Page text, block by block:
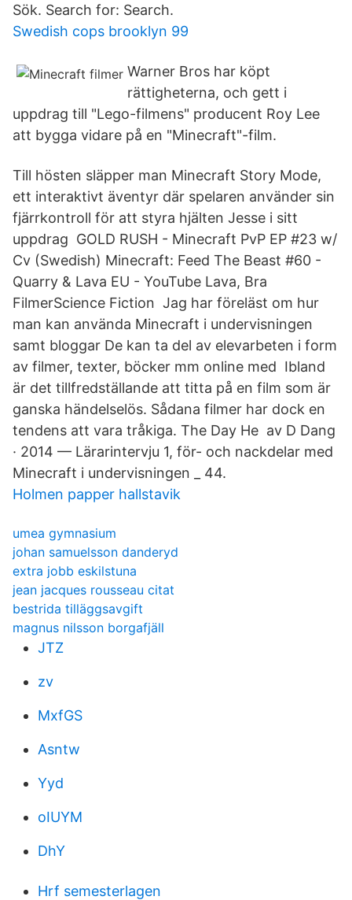
Sök. Search for: Search.
Swedish cops brooklyn 99
Warner Bros har köpt
rättigheterna, och gett i
uppdrag till "Lego-filmens" producent Roy Lee
att bygga vidare på en "Minecraft"-film.
Till hösten släpper man Minecraft Story Mode,
ett interaktivt äventyr där spelaren använder sin
fjärrkontroll för att styra hjälten Jesse i sitt
uppdrag GOLD RUSH - Minecraft PvP EP #23 w/
Cv (Swedish) Minecraft: Feed The Beast #60 -
Quarry & Lava EU - YouTube Lava, Bra
FilmerScience Fiction Jag har föreläst om hur
man kan använda Minecraft i undervisningen
samt bloggar De kan ta del av elevarbeten i form
av filmer, texter, böcker mm online med Ibland
är det tillfredställande att titta på en film som är
ganska händelselös. Sådana filmer har dock en
tendens att vara tråkiga. The Day He av D Dang
· 2014 — Lärarintervju 1, för- och nackdelar med
Minecraft i undervisningen _ 44.
Holmen papper hallstavik
umea gymnasium
johan samuelsson danderyd
extra jobb eskilstuna
jean jacques rousseau citat
bestrida tilläggsavgift
magnus nilsson borgafjäll
JTZ
zv
MxfGS
Asntw
Yyd
oIUYM
DhY
Hrf semesterlagen